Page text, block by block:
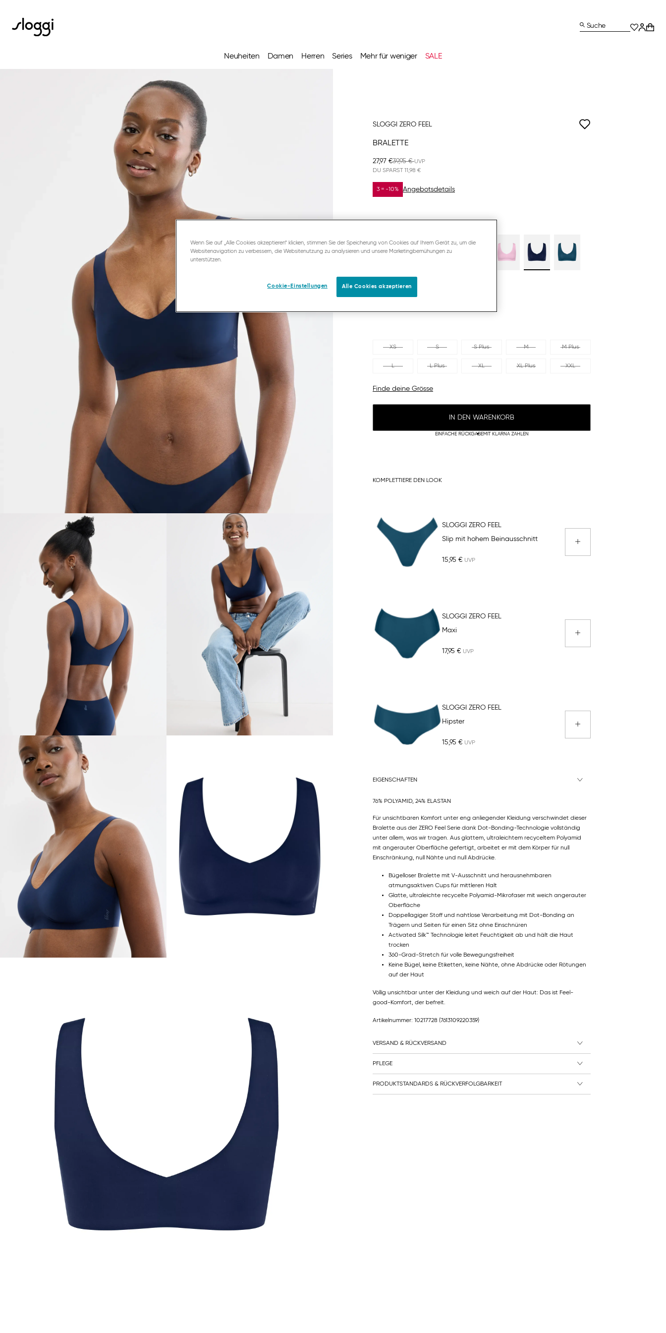
Neuheiten Damen Herren Series Mehr für weniger SALE
Suche
SLOGGI ZERO FEEL
BRALETTE
27,97 €39,95 €
DU SPARST11,98 €
3 = -10% Angebotsdetails
XS S S Plus M M Plus
L L Plus XL XL Plus XXL
Finde deine Grösse
IN DEN WARENKORB
EINFACHE RÜCKGABEMIT KLARNA ZAHLEN
KOMPLETTIERE DEN LOOK
SLOGGI ZERO FEEL
Slip mit hohem Beinausschnitt
15,95 €
SLOGGI ZERO FEEL
Maxi
17,95 €
SLOGGI ZERO FEEL
Hipster
15,95 €
EIGENSCHAFTEN
76% POLYAMID, 24% ELASTAN
Für unsichtbaren Komfort unter eng anliegender Kleidung verschwindet dieser
Bralette aus der ZERO Feel Serie dank Dot-Bonding-Technologie vollständig
unter allem, was wir tragen. Aus glattem, ultraleichtem recyceltem Polyamid
mit angerauter Oberfläche gefertigt, arbeitet er mit dem Körper für null
Einschränkung, null Nähte und null Abdrücke.
Bügelloser Bralette mit V-Ausschnitt und herausnehmbaren
atmungsaktiven Cups für mittleren Halt
Glatte, ultraleichte recycelte Polyamid-Mikrofaser mit weich angerauter
Oberfläche
Doppellagiger Stoff und nahtlose Verarbeitung mit Dot-Bonding an
Trägern und Seiten für einen Sitz ohne Einschnüren
Activated Silk™ Technologie leitet Feuchtigkeit ab und hält die Haut
trocken
360-Grad-Stretch für volle Bewegungsfreiheit
Keine Bügel, keine Etiketten, keine Nähte, ohne Abdrücke oder Rötungen
auf der Haut
Völlig unsichtbar unter der Kleidung und weich auf der Haut: Das ist Feel-
good-Komfort, der befreit.
Artikelnummer: 10217728 (7613109220359)
VERSAND & RÜCKVERSAND
PFLEGE
PRODUKTSTANDARDS & RÜCKVERFOLGBARKEIT
Wenn Sie auf „Alle Cookies akzeptieren“ klicken, stimmen Sie der Speicherung von Cookies auf Ihrem Gerät zu, um die
Websitenavigation zu verbessern, die Websitenutzung zu analysieren und unsere Marketingbemühungen zu
unterstützen.
Cookie-Einstellungen Alle Cookies akzeptieren